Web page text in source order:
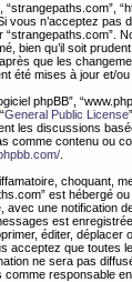
n’acceptez pas
bien qu’il soit
que les
été mises à jour et/ou
phpBB”,
General Public License
les discussions
comme contenu ou
choquant,
est hébergé
une notification
est
éditer, déplacer
acceptez que toutes
ne sera pas
responsable